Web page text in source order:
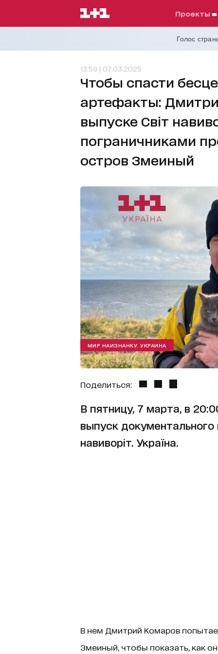
проекты
Голос
13:59 | 07.03.2025
Чтобы спасти
артефакты:
выпуске Світ
пограничниками
остров Змеиный
МИР НАИЗНАНКУ. УКРАИНА
Поделиться:
В пятницу, 7 марта, в
выпуск документального
навиворіт. Україна.
В нем Дмитрий Комаров
Змеиный, чтобы показать, как